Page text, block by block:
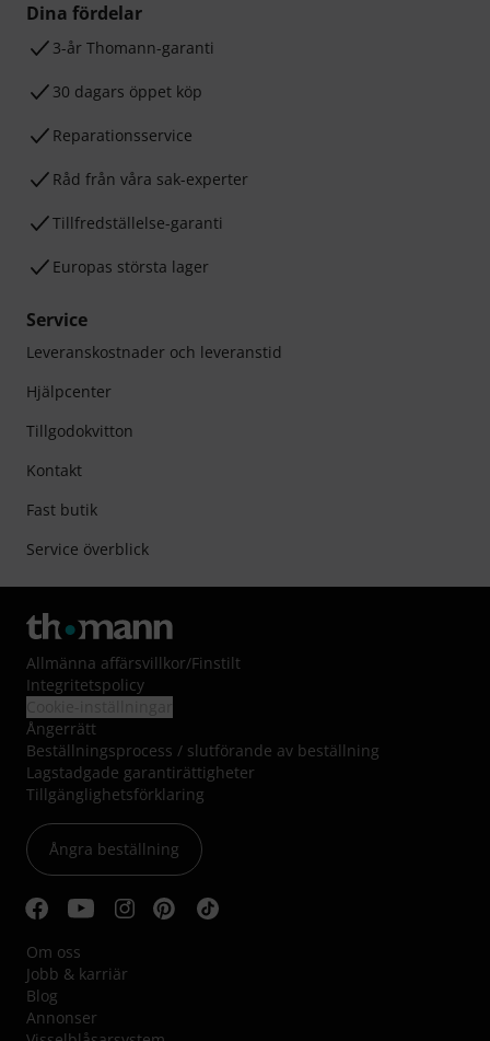
Dina fördelar
3-år Thomann-garanti
30 dagars öppet köp
Reparationsservice
Råd från våra sak-experter
Tillfredställelse-garanti
Europas största lager
Service
Leveranskostnader och leveranstid
Hjälpcenter
Tillgodokvitton
Kontakt
Fast butik
Service överblick
Allmänna affärsvillkor/Finstilt
Integritetspolicy
Ångerrätt
Beställningsprocess / slutförande av beställning
Lagstadgade garantirättigheter
Tillgänglighetsförklaring
Ångra beställning
Om oss
Jobb & karriär
Blog
Annonser